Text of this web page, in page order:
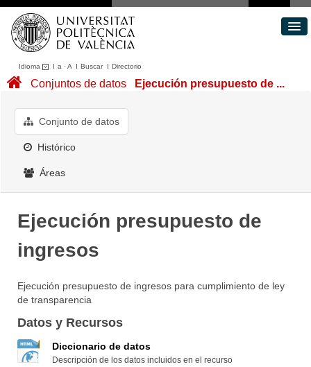
Idioma I a ·A I BuscarI Directorio
Conjuntos de datos
Acerca de
Conjuntos de datos Ejecución presupuesto de ...
Conjunto de datos
Histórico
Áreas
Ejecución presupuesto de
ingresos
Ejecución presupuesto de ingresos para cumplimiento de ley
de transparencia
Datos y Recursos
Diccionario de datos
Descripción de los datos incluidos en el recurso